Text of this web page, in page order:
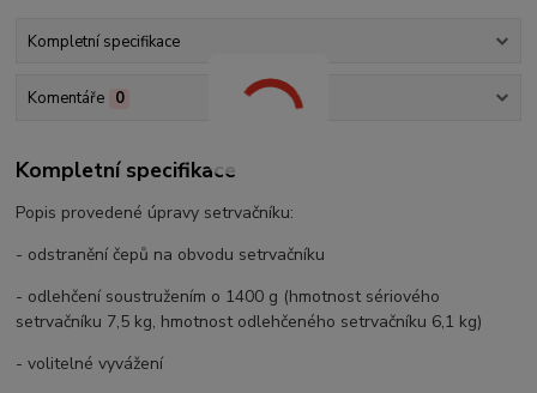
Kompletní specifikace
Komentáře 0
Kompletní specifikace
Popis provedené úpravy setrvačníku:
- odstranění čepů na obvodu setrvačníku
- odlehčení soustružením o 1400 g (hmotnost sériového
setrvačníku 7,5 kg, hmotnost odlehčeného setrvačníku 6,1 kg)
- volitelné vyvážení